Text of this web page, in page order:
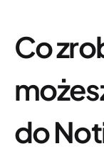
Co
do